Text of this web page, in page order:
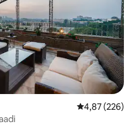
Gemiddelde
4,87 (226)